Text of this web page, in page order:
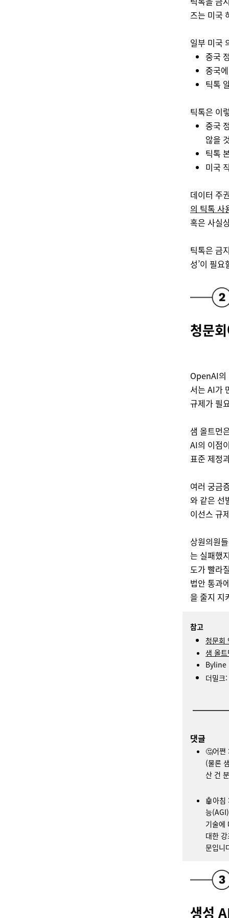
즈는 미국
일부 미국
중국
중국
틱톡
틱톡은 이
중국
않을
틱톡
미국
데이터 주
의 틱톡 사
혹은 사실
틱톡은 금
성’이 필요
청문
OpenAI의
서는 AI가
규제가 필
샘 올트먼
AI의 이점
표준 제정
여러 궁금
와 같은 선
이선스 규
상원의원
는 실패했
도가 빨라
법안 통과
을 줄지 지
참고
청문회
샘 올
더밀크:
댓글
🤔어쪈
(물론
산 건
🤖아침
능
기술에
대한
문입니
생성